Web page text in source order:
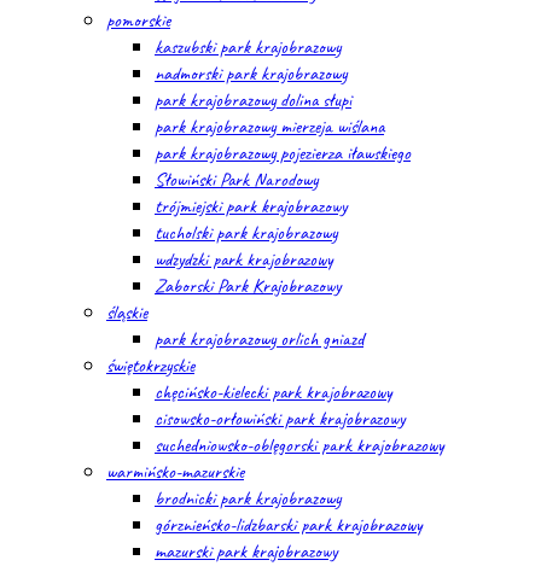
pomorskie
kaszubski park krajobrazowy
nadmorski park krajobrazowy
park krajobrazowy dolina słupi
park krajobrazowy mierzeja wiślana
park krajobrazowy pojezierza iławskiego
Słowiński Park Narodowy
trójmiejski park krajobrazowy
tucholski park krajobrazowy
wdzydzki park krajobrazowy
Zaborski Park Krajobrazowy
śląskie
park krajobrazowy orlich gniazd
świętokrzyskie
chęcińsko-kielecki park krajobrazowy
cisowsko-orłowiński park krajobrazowy
suchedniowsko-oblęgorski park krajobrazowy
warmińsko-mazurskie
brodnicki park krajobrazowy
górznieńsko-lidzbarski park krajobrazowy
mazurski park krajobrazowy